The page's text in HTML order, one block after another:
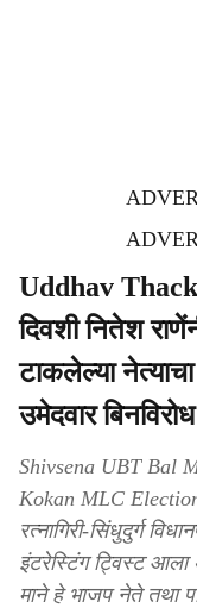
Uddhav
दिवशी नितेश
टाकलेल्या
उमेदवार बिनविरोध
Shivsena UBT Bal
Kokan MLC
रत्नागिरी-सिंधुदुर्ग
इंटरेस्टिंग ट्विस्ट आला
माने हे भाजप नेते तथा